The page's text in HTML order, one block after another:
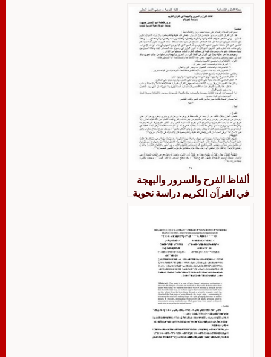
ألفاظ الفرح والسرور والبهجة
في القرآن الكريم دراسة نحوية